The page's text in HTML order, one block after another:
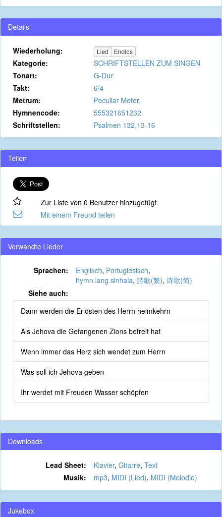
Details
Wiederholung: Lied Endlos
Kategorie:
SCHRIFTSTELLEN ZUM SINGEN
Tonart:
G-Dur
Takt:
6/4
Metrum:
Peculiar Meter.
Hymnencode:
555321651232
Schriftstellen:
Psalmen 132,13-16
Teilen
Zur Liste von 0 Benutzer hinzugefügt
Mit einem Freund teilen
Verwandte Lieder
Sprachen: Englisch, Portugiesisch,
hymn.lang.sinhala, 詩歌(繁), 诗歌(简)
Siehe auch:
Dann werden die Erlösten des Herrn heimkehrn
Als Jehova die Gefangenen Zions befreit hat
Wenn immer das Herz sich wendet zum Herrn
Was soll ich Jehova geben
Ihr werdet mit Freuden Wasser schöpfen
Downloads
Lead Sheet: Klavier, Gitarre, Text
Musik:
mp3, MIDI (Lied), MIDI (Melodie)
Jukebox